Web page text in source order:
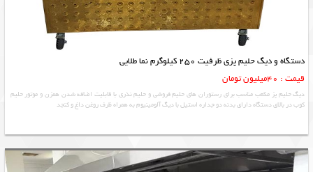
دستگاه و دیگ حلیم پزی ظرفیت 250 کیلوگرم نما طلایی
قیمت : 40میلیون تومان
دیگ حلیم پز مکعب مناسب برای رستوران های حلیم فروشی و حليم نذری با قابلیت اضافه شدن همزن و موتور حلیم
کوب در بالای دستگاه دارای بدنه دو جداره استیل با دیگ آلومینیوم به همراه ظرف روغن داغ و کنجد